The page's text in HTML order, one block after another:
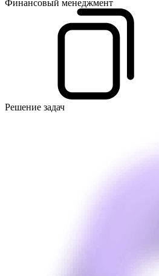
Финансовый менеджмент
Решение задач